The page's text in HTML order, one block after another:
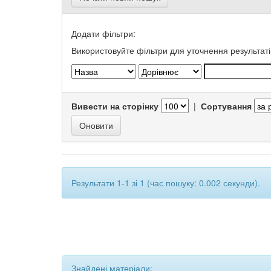
Додати фільтри:
Використовуйте фільтри для уточнення
Вивести на сторінку | Сортування
Результати 1-1 зі 1 (час пошуку: 0.002 секунди).
Знайдені матеріали: